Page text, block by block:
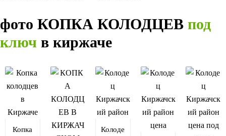
фото КОПКА КОЛОДЦЕВ под
ключ в киржаче
Копка
Колоде